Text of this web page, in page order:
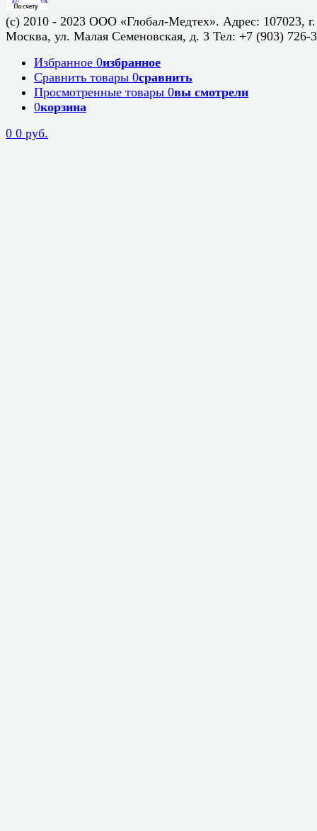
(c) 2010 - 2023 ООО «Глобал-Медтех». Адрес: 107023, г.
Москва, ул. Малая Семеновская, д. 3 Тел: +7 (903) 726-
Избранное 0избранное
Сравнить товары 0сравнить
Просмотренные товары 0вы смотрели
0корзина
0 0 руб.